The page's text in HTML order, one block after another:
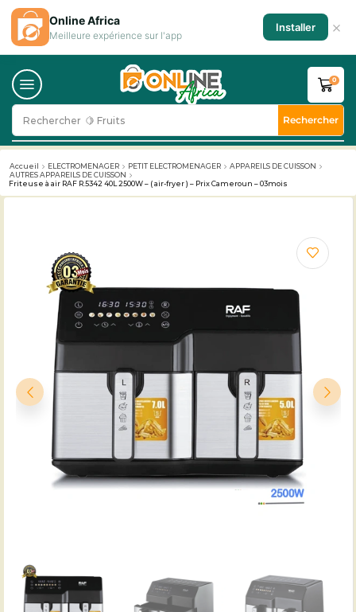
Rechercher 🥛 Milk Rechercher
0
Accueil ELECTROMENAGER PETIT ELECTROMENAGER
APPAREILS DE CUISSON
AUTRES APPAREILS DE CUISSON
Friteuse à air RAF R.5342 40L 2500W – ( air-fryer ) – Prix Cameroun – 03mois
Online Africa
Meilleure expérience sur l'app
Installer ×